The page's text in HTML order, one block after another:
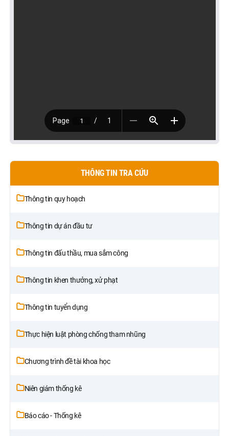
THÔNG TIN TRA CỨU
Thông tin quy hoạch
Thông tin dự án đầu tư
Thông tin đấu thầu, mua sắm công
Thông tin khen thưởng, xử phạt
Thông tin tuyển dụng
Thực hiện luật phòng chống tham nhũng
Chương trình đề tài khoa học
Niên giám thống kê
Báo cáo - Thống kê